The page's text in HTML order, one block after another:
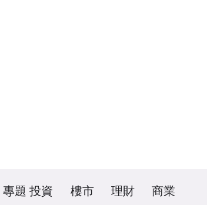
專題 投資 樓市 理財 商業